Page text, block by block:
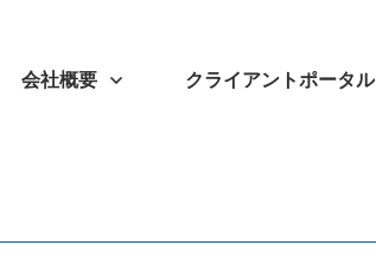
会社概要 クライアントポータル